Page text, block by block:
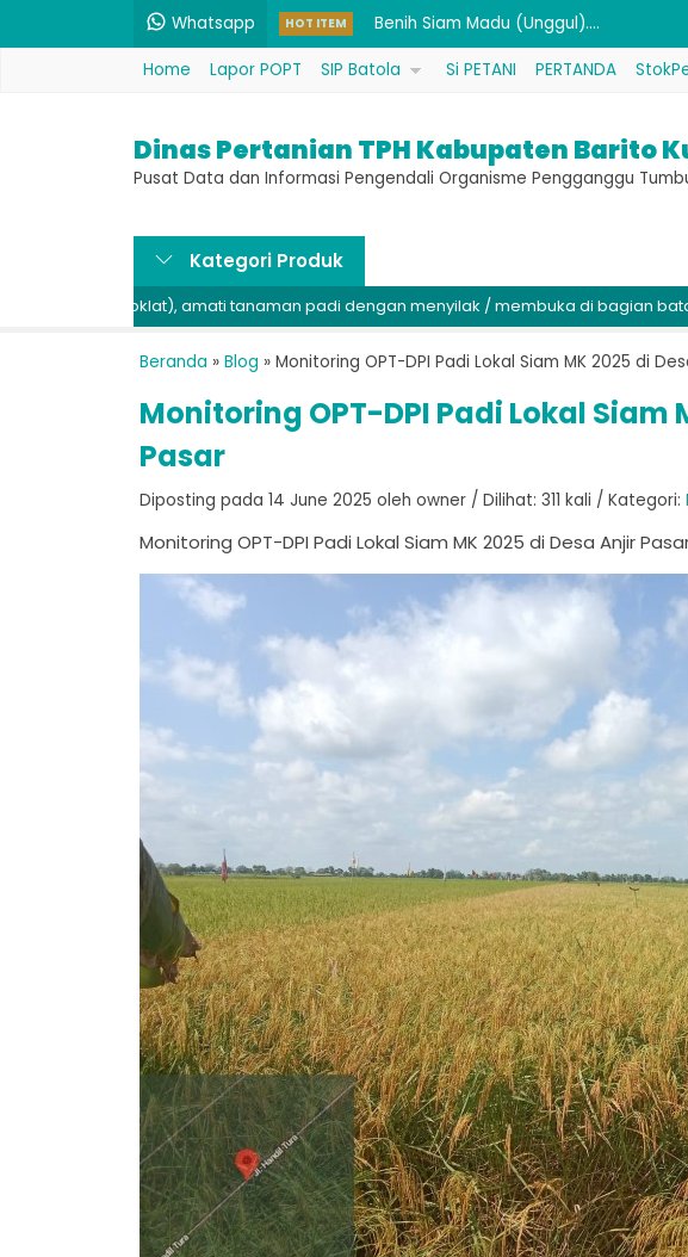
Whatsapp HOT ITEM Benih Siam Madu (Unggul)....
Benih Padi Hibrida (Sembada 626)....
Pupuk Hayati Cair (DakarZ) Kemasan 1
Pupuk P 52% & K 34% (MKP) Kemasan 1
Rodentisida Seng Fosfida 80P (Kovin
Benih Siam Madu (Unggul)....
Home Lapor POPT SIP Batola Si PETANI PERTANDA
Dinas Pertanian TPH Kabupaten Barito
Pusat Data dan Informasi Pengendali Organisme Pengganggu
Kategori Produk
coklat), amati tanaman padi dengan menyilak / membuka di bagian batang,
Beranda » Blog » Monitoring OPT-DPI Padi Lokal Siam MK 2025 di
Monitoring OPT-DPI Padi Lokal
Pasar
Diposting pada 14 June 2025 oleh owner / Dilihat: 311 kali / Kategori:
Monitoring OPT-DPI Padi Lokal Siam MK 2025 di Desa Anjir